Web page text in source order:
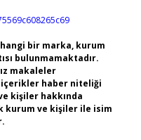
bir marka, kurum
bulunmamaktadır.
makaleler
içerikler haber niteliği
kişiler hakkında
kurum ve kişiler ile isim